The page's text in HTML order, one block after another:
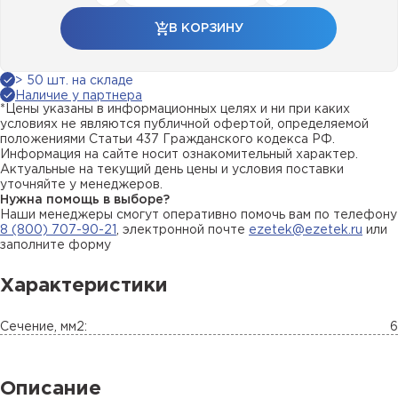
В КОРЗИНУ
> 50 шт. на складе
Наличие у партнера
*Цены указаны в информационных целях и ни при каких
условиях не являются публичной офертой, определяемой
положениями Статьи 437 Гражданского кодекса РФ.
Информация на сайте носит ознакомительный характер.
Актуальные на текущий день цены и условия поставки
уточняйте у менеджеров.
Нужна помощь в выборе?
Наши менеджеры смогут оперативно помочь вам по телефону
8 (800) 707-90-21
, электронной почте ezetek@ezetek.ru или
заполните форму
Характеристики
Сечение, мм2: 6
Описание